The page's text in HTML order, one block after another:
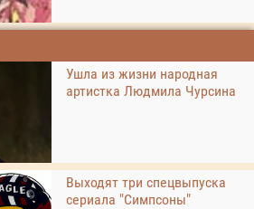
Ушла из жизни народная
артистка Людмила Чурсина
Выходят три спецвыпуска
сериала "Симпсоны"